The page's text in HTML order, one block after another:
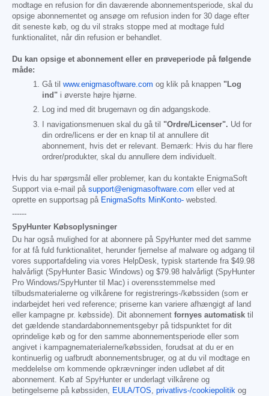
modtage en refusion for din daværende abonnementsperiode, skal du
opsige abonnementet og ansøge om refusion inden for 30 dage efter
dit seneste køb, og du vil straks stoppe med at modtage fuld
funktionalitet, når din refusion er behandlet.
Du kan opsige et abonnement eller en prøveperiode på følgende
måde:
Gå til www.enigmasoftware.com og klik på knappen "Log
ind" i øverste højre hjørne.
Log ind med dit brugernavn og din adgangskode.
I navigationsmenuen skal du gå til "Ordre/Licenser". Ud for
din ordre/licens er der en knap til at annullere dit
abonnement, hvis det er relevant. Bemærk: Hvis du har flere
ordrer/produkter, skal du annullere dem individuelt.
Hvis du har spørgsmål eller problemer, kan du kontakte EnigmaSoft
Support via e-mail på support@enigmasoftware.com eller ved at
oprette en supportsag på EnigmaSofts MinKonto- websted.
------
SpyHunter Købsoplysninger
Du har også mulighed for at abonnere på SpyHunter med det samme
for at få fuld funktionalitet, herunder fjernelse af malware og adgang til
vores supportafdeling via vores HelpDesk, typisk startende fra $49.98
halvårligt (SpyHunter Basic Windows) og $79.98 halvårligt (SpyHunter
Pro Windows/SpyHunter til Mac) i overensstemmelse med
tilbudsmaterialerne og vilkårene for registrerings-/købssiden (som er
indarbejdet heri ved reference; priserne kan variere afhængigt af land
eller kampagne pr. købsside). Dit abonnement fornyes automatisk til
det gældende standardabonnementsgebyr på tidspunktet for dit
oprindelige køb og for den samme abonnementsperiode eller som
angivet i kampagnematerialerne/købssiden, forudsat at du er en
kontinuerlig og uafbrudt abonnementsbruger, og at du vil modtage en
meddelelse om kommende opkrævninger inden udløbet af dit
abonnement. Køb af SpyHunter er underlagt vilkårene og
betingelserne på købssiden,
EULA/TOS privatlivs-/cookiepolitik og